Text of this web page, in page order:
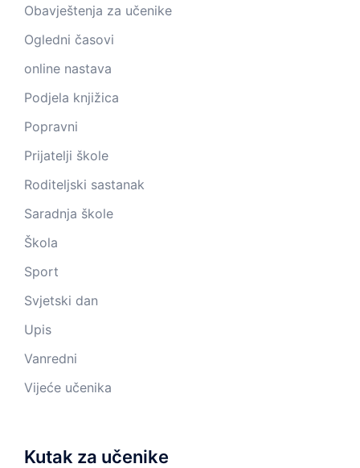
Obavještenja za učenike
Ogledni časovi
online nastava
Podjela knjižica
Popravni
Prijatelji škole
Roditeljski sastanak
Saradnja škole
Škola
Sport
Svjetski dan
Upis
Vanredni
Vijeće učenika
Kutak za učenike